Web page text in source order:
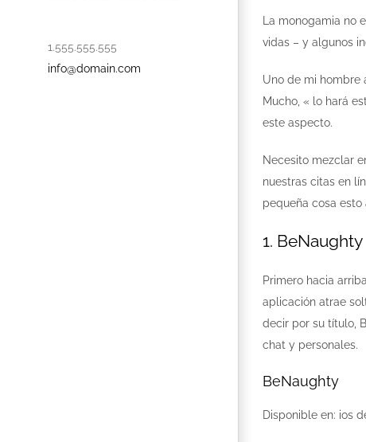
1.555.555.555
info@domain.com
La monogamia
vidas – y algunos
Uno de mi hombre
Mucho, « lo hará
este aspecto.
Necesito mezclar
nuestras citas en
pequeña cosa
1. BeNaughty
Primero hacia
aplicación atrae
decir por su título,
chat y personales.
BeNaughty
Disponible en: ios